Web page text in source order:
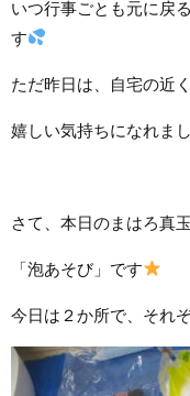
いつ行事ごとも元に戻
す
ただ昨日は、自宅の近
嬉しい気持ちになれま
さて、本日のまはろ真
「泡あそび」です
今日は２か所で、それ